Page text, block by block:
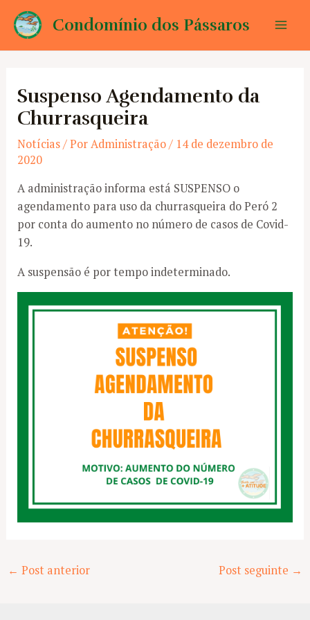
para
Condomínio dos Pássaros
Suspenso Agendamento da
Churrasqueira
Notícias/ PorAdministração/ 14 de dezembro de
2020
A administração informa está SUSPENSO o
agendamento para uso da churrasqueira do Peró 2
por conta do aumento no número de casos de Covid-
19.
A suspensão é por tempo indeterminado.
Post
← Post anterior Post seguinte →